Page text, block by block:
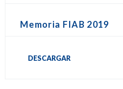
Memoria FIAB 2019
DESCARGAR